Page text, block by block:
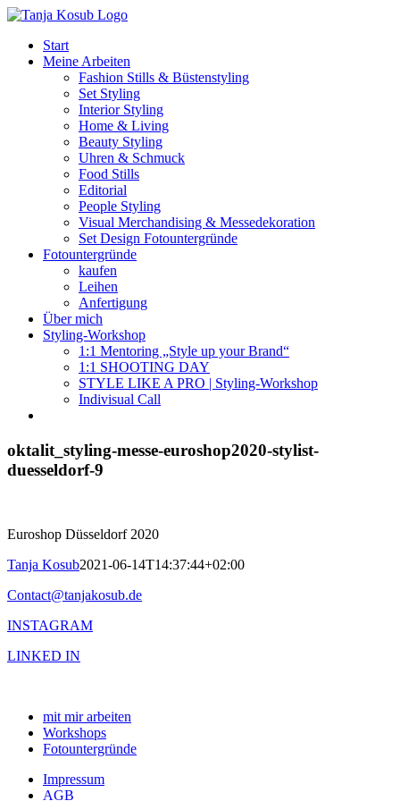
Zum
springenStart
Meine Arbeiten
Fashion Stills & Büstenstyling
Set Styling
Interior Styling
Home & Living
Beauty Styling
Uhren & Schmuck
Food Stills
Editorial
People Styling
Visual Merchandising & Messedekoration
Set Design Fotountergründe
Fotountergründe
kaufen
Leihen
Anfertigung
Über mich
Styling-Workshop
1:1 Mentoring „Style up your Brand“
1:1 SHOOTING DAY
STYLE LIKE A PRO | Styling-Workshop
Indivisual Call
oktalit_styling-messe-euroshop2020-stylist-
duesseldorf-9
Euroshop Düsseldorf 2020
Tanja Kosub2021-06-14T14:37:44+02:00
Contact@tanjakosub.de
INSTAGRAM
LINKED IN
mit mir arbeiten
Workshops
Fotountergründe
Impressum
AGB